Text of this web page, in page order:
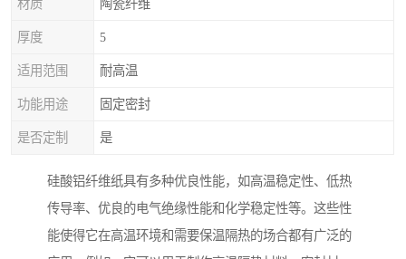
材质 陶瓷纤维
厚度 5
适用范围 耐高温
功能用途 固定密封
是否定制 是
硅酸铝纤维纸具有多种优良性能，如高温稳定性、低热
传导率、优良的电气绝缘性能和化学稳定性等。这些性
能使得它在高温环境和需要保温隔热的场合都有广泛的